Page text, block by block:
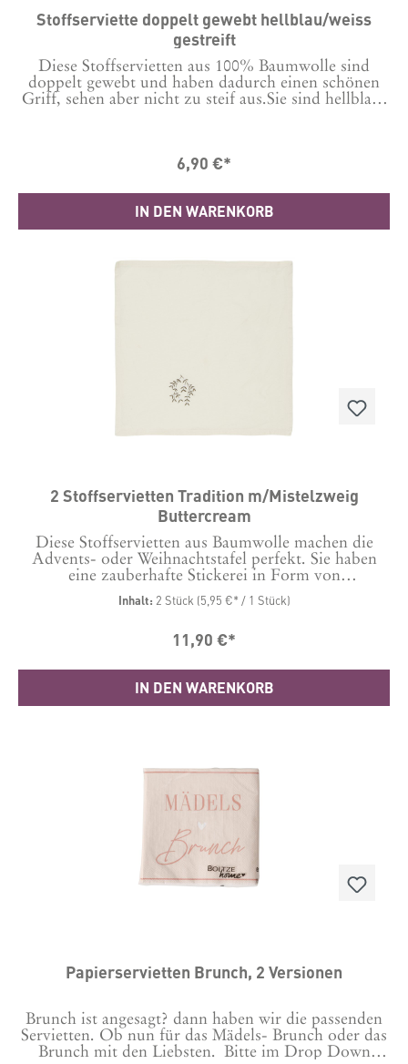
Stoffserviette doppelt gewebt hellblau/weiss
gestreift
Diese Stoffservietten aus 100% Baumwolle sind
doppelt gewebt und haben dadurch einen schönen
Griff, sehen aber nicht zu steif aus.Sie sind hellblau-
6,90 €*
IN DEN WARENKORB
2 Stoffservietten Tradition m/Mistelzweig
Buttercream
Diese Stoffservietten aus Baumwolle machen die
Advents- oder Weihnachtstafel perfekt. Sie haben
eine zauberhafte Stickerei in Form von
Mistelzweigen und passen damit genau zu den
Tischläufern unter anderer Bestellnummer. Maße: 40
Polyester.
Inhalt: 2 Stück (5,95 €* / 1 Stück)
11,90 €*
IN DEN WARENKORB
Papierservietten Brunch, 2 Versionen
Brunch ist angesagt? dann haben wir die passenden
Servietten. Ob nun für das Mädels- Brunch oder das
Brunch mit den Liebsten. Bitte im Drop Down